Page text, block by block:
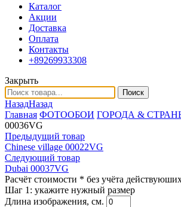
Каталог
Акции
Доставка
Оплата
Контакты
+89269933308
Закрыть
Поиск
НазадНазад
Главная ФОТООБОИ ГОРОДА &
00036VG
Предыдущий товар
Chinese village 00022VG
Следующий товар
Dubai 00037VG
Расчёт стоимости * без учёта
Шаг 1: укажите нужный размер
Длина изображения, см.